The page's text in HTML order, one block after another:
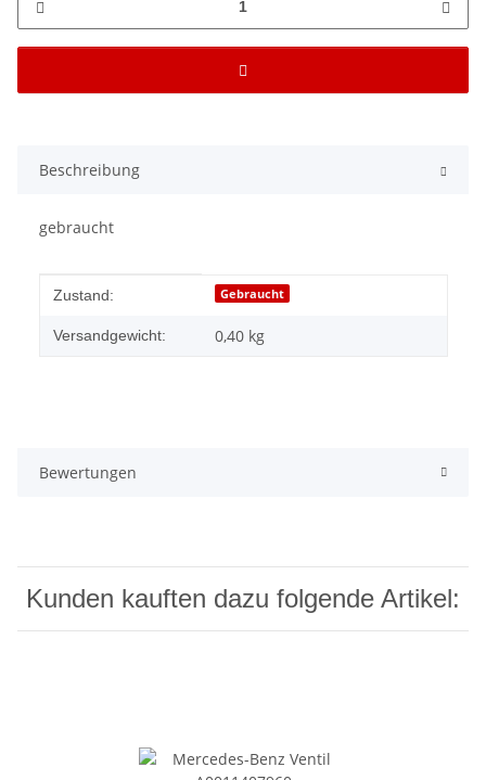
Beschreibung
gebraucht
Produkteigenschaft
Wert
Zustand: Gebraucht
Versandgewicht: 0,40 kg
Bewertungen
Kunden kauften dazu folgende Artikel: